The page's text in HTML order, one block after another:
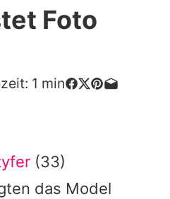
Foto
1 min
(33)
das Model